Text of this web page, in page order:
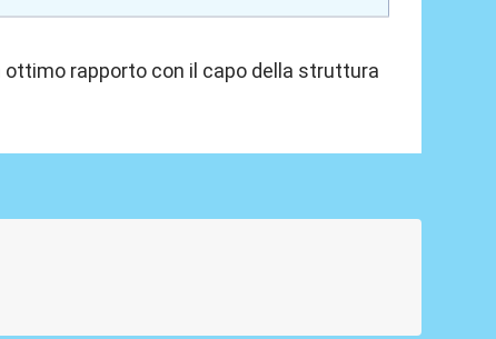
rapporto con il capo della struttura